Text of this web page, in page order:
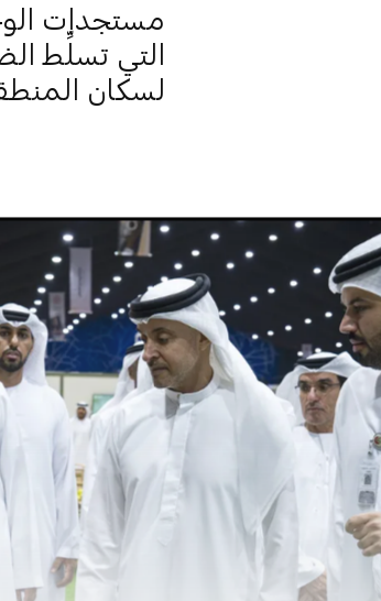
مستجدات
التي تسلِّط
لسكان